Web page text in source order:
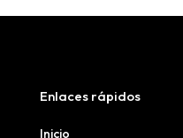
Enlaces rápidos
Inicio